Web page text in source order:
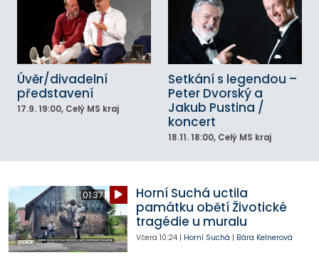
Úvěr/divadelní
představení
17.9. 19:00, Celý MS kraj
Setkání s legendou –
Peter Dvorský a
Jakub Pustina /
koncert
18.11. 18:00, Celý MS kraj
01:37
Horní Suchá uctila
památku obětí Životické
tragédie u muralu
Včera 10:24| Horní Suchá | Bára Kelnerová